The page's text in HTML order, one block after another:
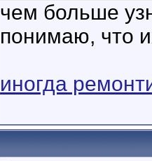
чем больше
понимаю, что
иногда